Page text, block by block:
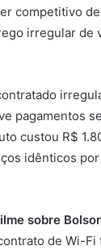
competitivo
irregular de
pagamentos
custou R$
idênticos
sobre
de Wi-Fi